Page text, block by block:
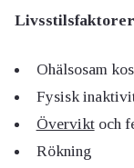
Livsstilsfaktorer
Ohälsosam
Fysisk
Överviktoch
Rökning